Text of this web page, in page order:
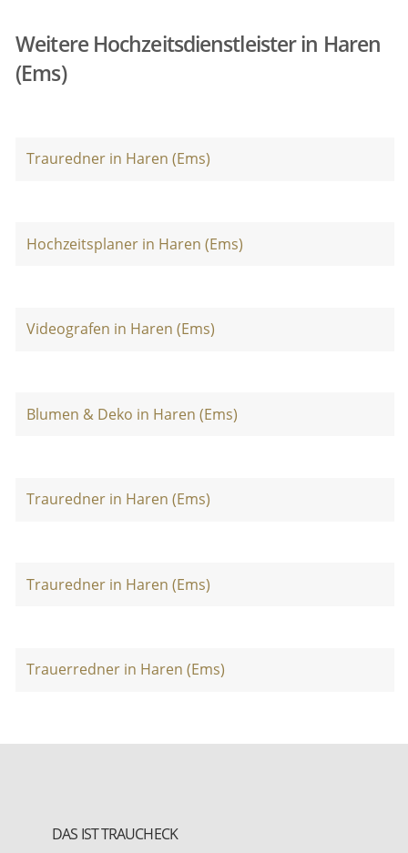
Weitere Hochzeitsdienstleister in Haren
(Ems)
Trauredner in Haren (Ems)
Hochzeitsplaner in Haren (Ems)
Videografen in Haren (Ems)
Blumen & Deko in Haren (Ems)
Trauredner in Haren (Ems)
Trauredner in Haren (Ems)
Trauerredner in Haren (Ems)
DAS IST TRAUCHECK